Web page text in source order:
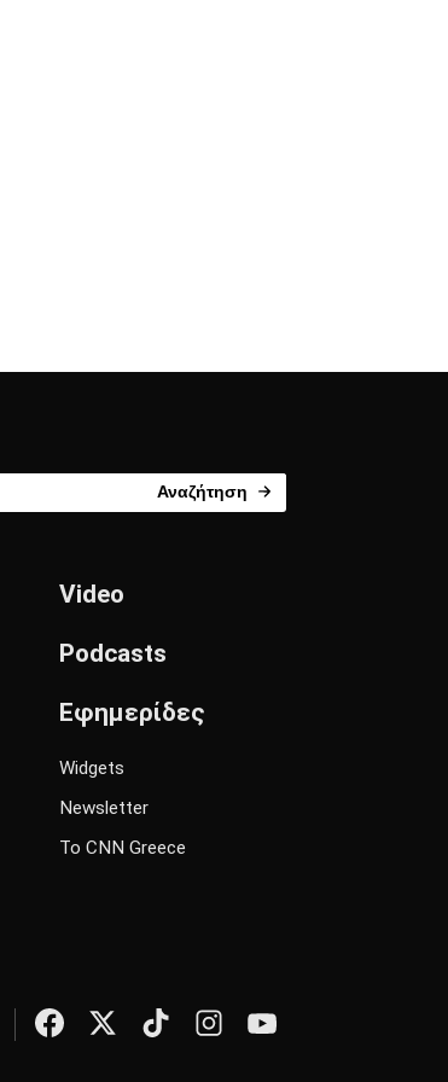
Αναζήτηση
Video
Podcasts
Εφημερίδες
Widgets
Newsletter
Το CNN Greece